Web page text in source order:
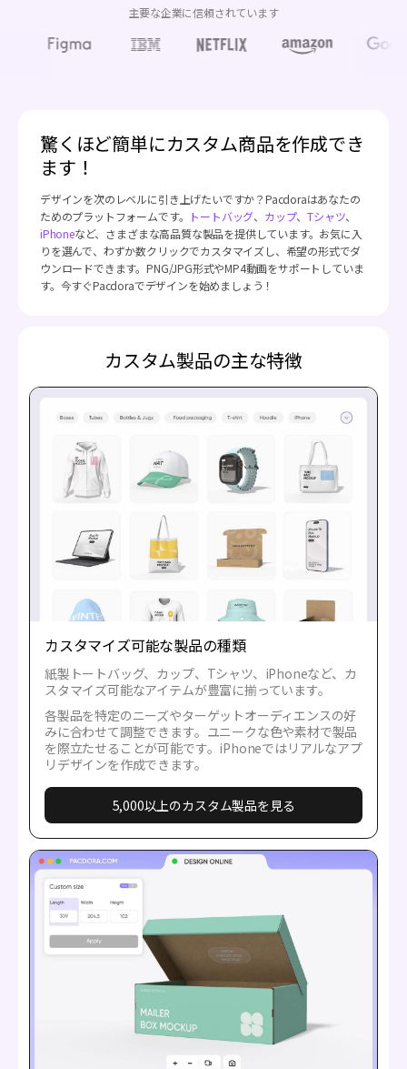
主要な企業に信頼されています
驚くほど簡単にカスタム商品を作成でき
ます！
デザインを次のレベルに引き上げたいですか？Pacdoraはあなたの
ためのプラットフォームです。 トートバッグ、 カップ、Tシャツ、
iPhoneなど、さまざまな高品質な製品を提供しています。お気に入
りを選んで、わずか数クリックでカスタマイズし、希望の形式でダ
ウンロードできます。PNG/JPG形式やMP4動画をサポートしていま
す。今すぐPacdoraでデザインを始めましょう！
カスタム製品の主な特徴
カスタマイズ可能な製品の種類
紙製トートバッグ、カップ、Tシャツ、iPhoneなど、カ
スタマイズ可能なアイテムが豊富に揃っています。
各製品を特定のニーズやターゲットオーディエンスの好
みに合わせて調整できます。ユニークな色や素材で製品
を際立たせることが可能です。iPhoneではリアルなアプ
リデザインを作成できます。
5,000以上のカスタム製品を見る